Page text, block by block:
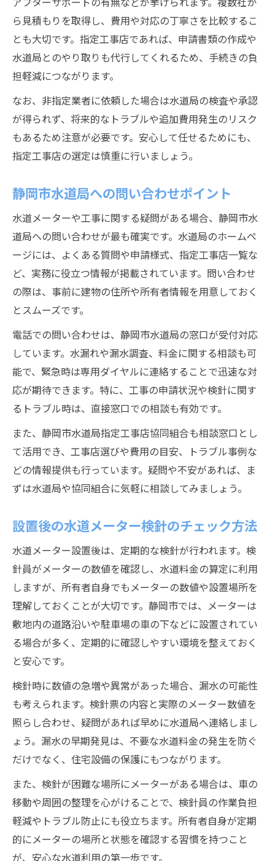
ら見積もりを取得し、費用や対応の丁寧さを比較するこ
とも大切です。指定工事店であれば、申請書類の作成や
水道局とのやり取りも代行してくれるため、手続きの負
担軽減につながります。
なお、非指定業者に依頼した場合は水道局の検査や承認
が得られず、将来的なトラブルや追加費用発生のリスク
もあるため注意が必要です。安心して任せるためにも、
指定工事店の選定は慎重に行いましょう。
静岡市水道局への問い合わせポイント
水道メーターや工事に関する疑問がある場合、静岡市水
道局への問い合わせが最も確実です。水道局のホームペ
ージには、よくある質問や申請様式、指定工事店一覧な
ど、実務に役立つ情報が掲載されています。問い合わせ
の際は、事前に建物の住所や所有者情報を用意しておく
とスムーズです。
電話での問い合わせは、静岡市水道局の窓口が受付対応
しています。水漏れや漏水調査、料金に関する相談も可
能で、緊急時は専用ダイヤルに連絡することで迅速な対
応が期待できます。特に、工事の申請状況や検針に関す
るトラブル時は、直接窓口での相談も有効です。
また、静岡市水道局指定工事店協同組合も相談窓口とし
て活用でき、工事店選びや費用の目安、トラブル事例な
どの情報提供も行っています。疑問や不安があれば、ま
ずは水道局や協同組合に気軽に相談してみましょう。
設置後の水道メーター検針のチェック方法
水道メーター設置後は、定期的な検針が行われます。検
針員がメーターの数値を確認し、水道料金の算定に利用
しますが、所有者自身でもメーターの数値や設置場所を
理解しておくことが大切です。静岡市では、メーターは
敷地内の道路沿いや駐車場の車の下などに設置されてい
る場合が多く、定期的に確認しやすい環境を整えておく
と安心です。
検針時に数値の急増や異常があった場合、漏水の可能性
も考えられます。検針票の内容と実際のメーター数値を
照らし合わせ、疑問があれば早めに水道局へ連絡しまし
ょう。漏水の早期発見は、不要な水道料金の発生を防ぐ
だけでなく、住宅設備の保護にもつながります。
また、検針が困難な場所にメーターがある場合は、車の
移動や周囲の整理を心がけることで、検針員の作業負担
軽減やトラブル防止にも役立ちます。所有者自身が定期
的にメーターの場所と状態を確認する習慣を持つこと
が、安心な水道利用の第一歩です。